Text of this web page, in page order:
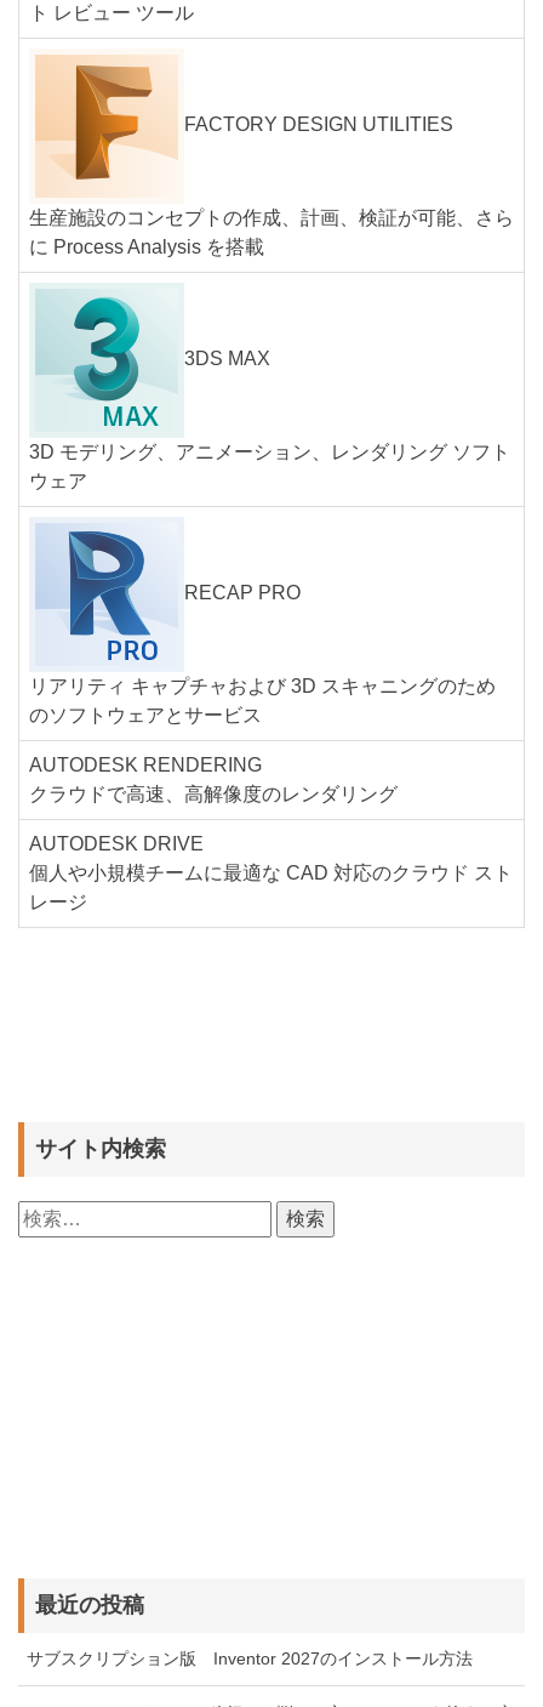
ト レビュー ツール
FACTORY DESIGN UTILITIES
生産施設のコンセプトの作成、計画、検証が可能、さら
に Process Analysis を搭載
3DS MAX
3D モデリング、アニメーション、レンダリング ソフト
ウェア
RECAP PRO
リアリティ キャプチャおよび 3D スキャニングのため
のソフトウェアとサービス
AUTODESK RENDERING
クラウドで高速、高解像度のレンダリング
AUTODESK DRIVE
個人や小規模チームに最適な CAD 対応のクラウド スト
レージ
サイト内検索
検
索:
最近の投稿
サブスクリプション版 Inventor 2027のインストール方法